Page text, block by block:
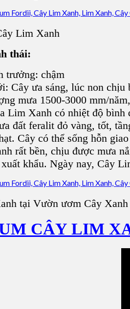
Lim Xanh
thái:
trưởng: chậm
Cây ưa sáng, lúc non
mưa 1500-3000 mm/
Lim Xanh có nhiệt độ
đất feralit đỏ vàng, tốt,
Cây có thể sống hỗn
rất bền, chịu được mưa
khẩu. Ngày nay, Cây
tại Vườn ươm Cây
CÂY LIM